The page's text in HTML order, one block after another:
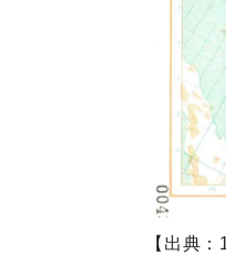
【出典